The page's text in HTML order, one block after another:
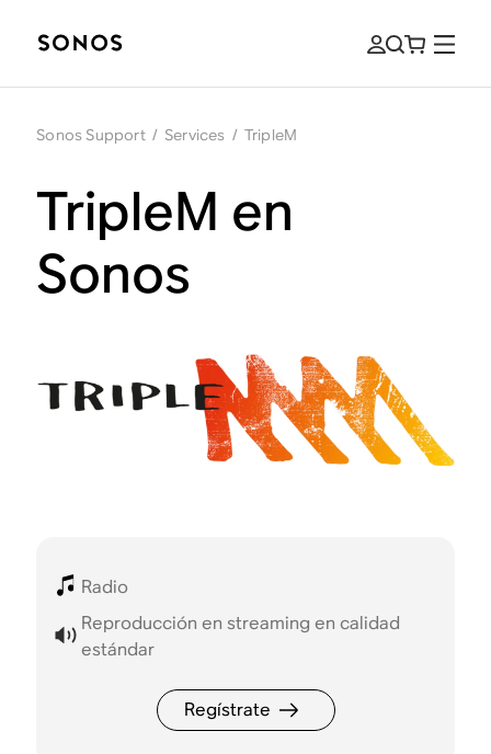
Sonos Support / Services / TripleM
TripleM en
Sonos
Radio
Reproducción en streaming en calidad
estándar
Regístrate